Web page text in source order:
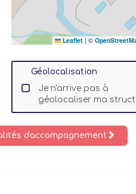
Leaflet | ©
Géolocalisation
Je n'arrive pas à
géolocaliser ma
d'accompagnement